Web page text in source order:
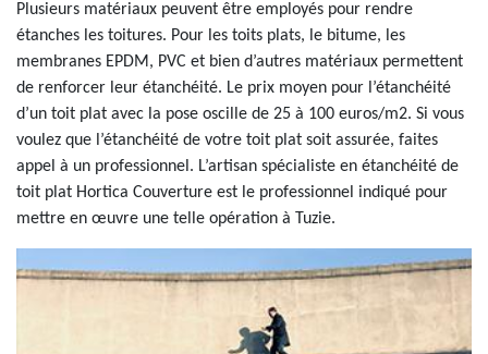
Plusieurs matériaux peuvent être employés pour rendre
étanches les toitures. Pour les toits plats, le bitume, les
membranes EPDM, PVC et bien d’autres matériaux permettent
de renforcer leur étanchéité. Le prix moyen pour l’étanchéité
d’un toit plat avec la pose oscille de 25 à 100 euros/m2. Si vous
voulez que l’étanchéité de votre toit plat soit assurée, faites
appel à un professionnel. L’artisan spécialiste en étanchéité de
toit plat Hortica Couverture est le professionnel indiqué pour
mettre en œuvre une telle opération à Tuzie.